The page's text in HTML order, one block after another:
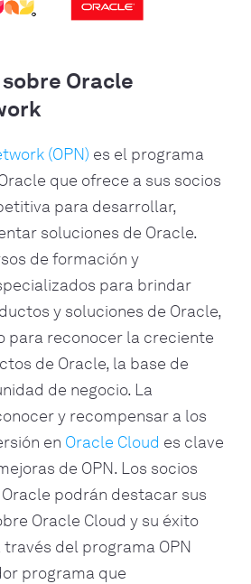
Oracle
(OPN) es el programa
que ofrece a sus socios
para desarrollar,
soluciones de Oracle.
de formación y
para brindar
y soluciones de Oracle,
para reconocer la creciente
de Oracle, la base de
de negocio. La
y recompensar a los
en Oracle Cloud es clave
de OPN. Los socios
podrán destacar sus
Oracle Cloud y su éxito
del programa OPN
programa que